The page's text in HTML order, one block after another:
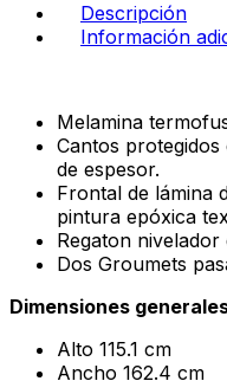
Descripción
Información
Melamina
Cantos protegidos
de espesor.
Frontal de lámina
pintura epóxica
Regaton
Dos Groumets
Dimensiones
Alto 115.1 cm
Ancho 162.4 cm